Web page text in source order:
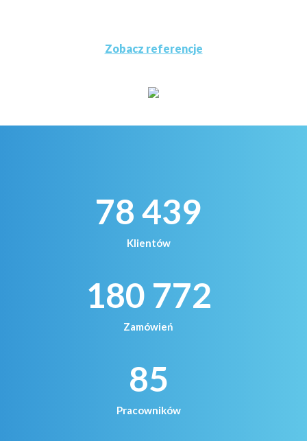
Zobacz referencje
78 439
Klientów
180 772
Zamówień
85
Pracowników